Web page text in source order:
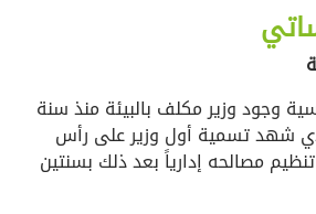
وجود وزير مكلف بالبيئة منذ سنة
الذي شهد تسمية أول وزير على رأس
مصالحه إدارياً بعد ذلك بسنتين